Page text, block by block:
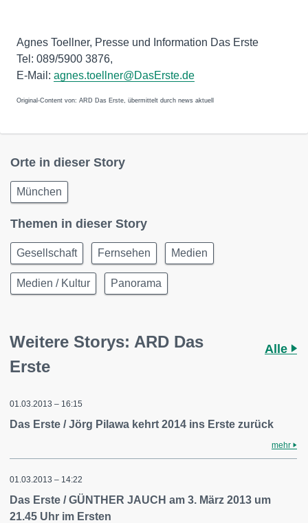
Agnes Toellner, Presse und Information Das Erste
Tel: 089/5900 3876,
E-Mail: agnes.toellner@DasErste.de
Original-Content von: ARD Das Erste, übermittelt durch news aktuell
Orte in dieser Story
München
Themen in dieser Story
Gesellschaft Fernsehen Medien
Medien / Kultur Panorama
Weitere Storys: ARD Das
Erste
Alle
01.03.2013 – 16:15
Das Erste / Jörg Pilawa kehrt 2014 ins Erste zurück
mehr
01.03.2013 – 14:22
Das Erste / GÜNTHER JAUCH am 3. März 2013 um
21.45 Uhr im Ersten